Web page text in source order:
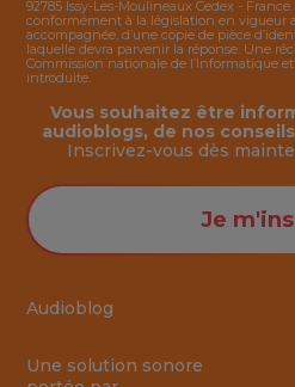
92785 Issy-Les-Moulineaux Cedex -
conformément à la législation en vigueur
accompagnée, d’une copie de pièce
laquelle devra parvenir la réponse. Une
Commission nationale de l’Informatique
introduite.
Audioblog
Une solution sonore
Vous souhaitez être
audioblogs, de nos
Inscrivez-vous dès
Je